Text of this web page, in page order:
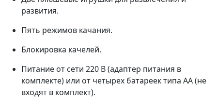
развития.
Пять режимов качания.
Блокировка качелей.
Питание от сети 220 В (адаптер питания в
комплекте) или от четырех батареек типа АА (не
входят в комплект).